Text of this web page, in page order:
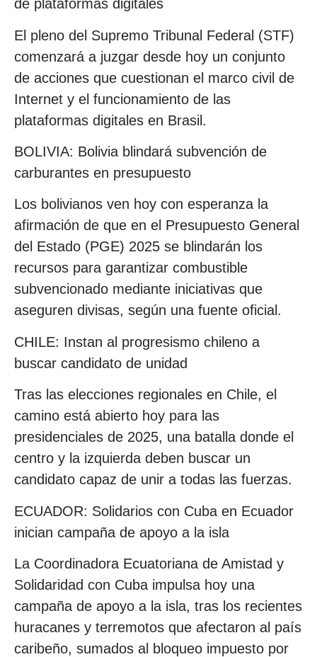
de plataformas digitales
El pleno del Supremo Tribunal Federal (STF)
comenzará a juzgar desde hoy un conjunto
de acciones que cuestionan el marco civil de
Internet y el funcionamiento de las
plataformas digitales en Brasil.
BOLIVIA: Bolivia blindará subvención de
carburantes en presupuesto
Los bolivianos ven hoy con esperanza la
afirmación de que en el Presupuesto General
del Estado (PGE) 2025 se blindarán los
recursos para garantizar combustible
subvencionado mediante iniciativas que
aseguren divisas, según una fuente oficial.
CHILE: Instan al progresismo chileno a
buscar candidato de unidad
Tras las elecciones regionales en Chile, el
camino está abierto hoy para las
presidenciales de 2025, una batalla donde el
centro y la izquierda deben buscar un
candidato capaz de unir a todas las fuerzas.
ECUADOR: Solidarios con Cuba en Ecuador
inician campaña de apoyo a la isla
La Coordinadora Ecuatoriana de Amistad y
Solidaridad con Cuba impulsa hoy una
campaña de apoyo a la isla, tras los recientes
huracanes y terremotos que afectaron al país
caribeño, sumados al bloqueo impuesto por